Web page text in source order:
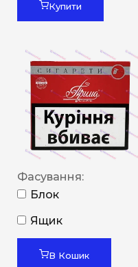
Купити
Фасування:
Блок
Ящик
В Кошик